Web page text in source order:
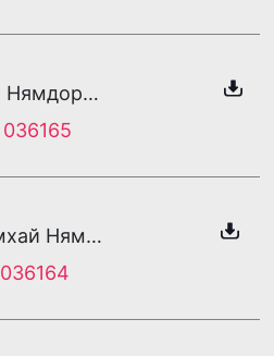
Ууртай Нямдорж (хошин)
036165
Мартамхай Нямдорж (хошин)
036164